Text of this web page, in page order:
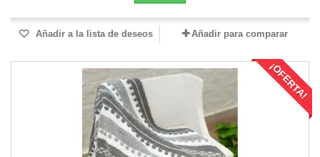
Añadir a la lista de deseos Añadir para comparar
¡OFERTA!